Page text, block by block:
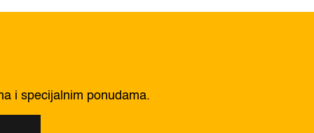
i specijalnim ponudama.